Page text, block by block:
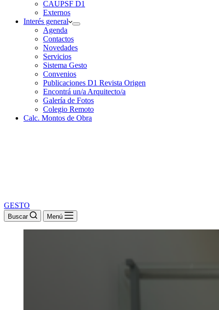
CAUPSF D1
Externos
Interés general
Agenda
Contactos
Novedades
Servicios
Sistema Gesto
Convenios
Publicaciones D1 Revista Origen
Encontrá un/a Arquitecto/a
Galería de Fotos
Colegio Remoto
Calc. Montos de Obra
GESTO
Buscar Menú